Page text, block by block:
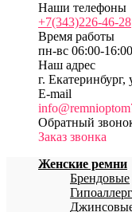
Наши телефоны
+7(343)226-46-28
Время работы
пн-вс 06:00-16:00
Наш адрес
г.
E-mail
Обратный
Заказ звонка
Женские ремни
Брендовые